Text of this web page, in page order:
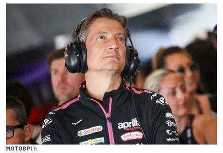
MOTOGP1 h